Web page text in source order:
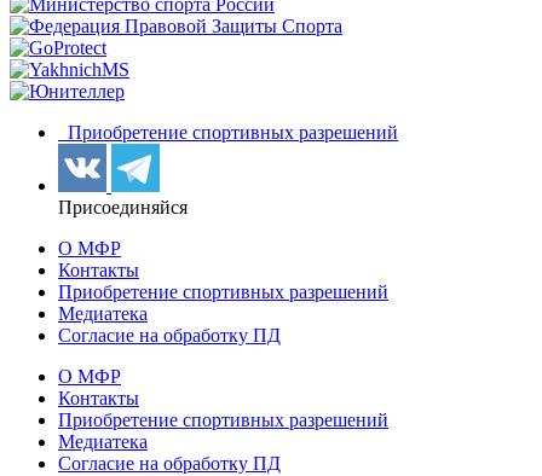
Приобретение спортивных разрешений
Присоединяйся
О МФР
Контакты
Приобретение спортивных разрешений
Медиатека
Согласие на обработку ПД
О МФР
Контакты
Приобретение спортивных разрешений
Медиатека
Согласие на обработку ПД